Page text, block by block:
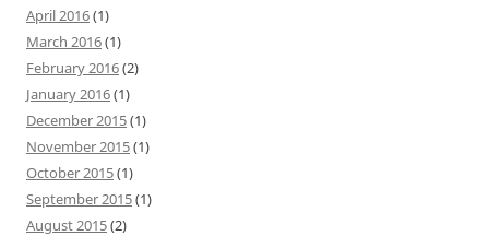
April 2016(1)
March 2016(1)
February 2016(2)
January 2016(1)
December 2015(1)
November 2015(1)
October 2015(1)
September 2015(1)
August 2015(2)